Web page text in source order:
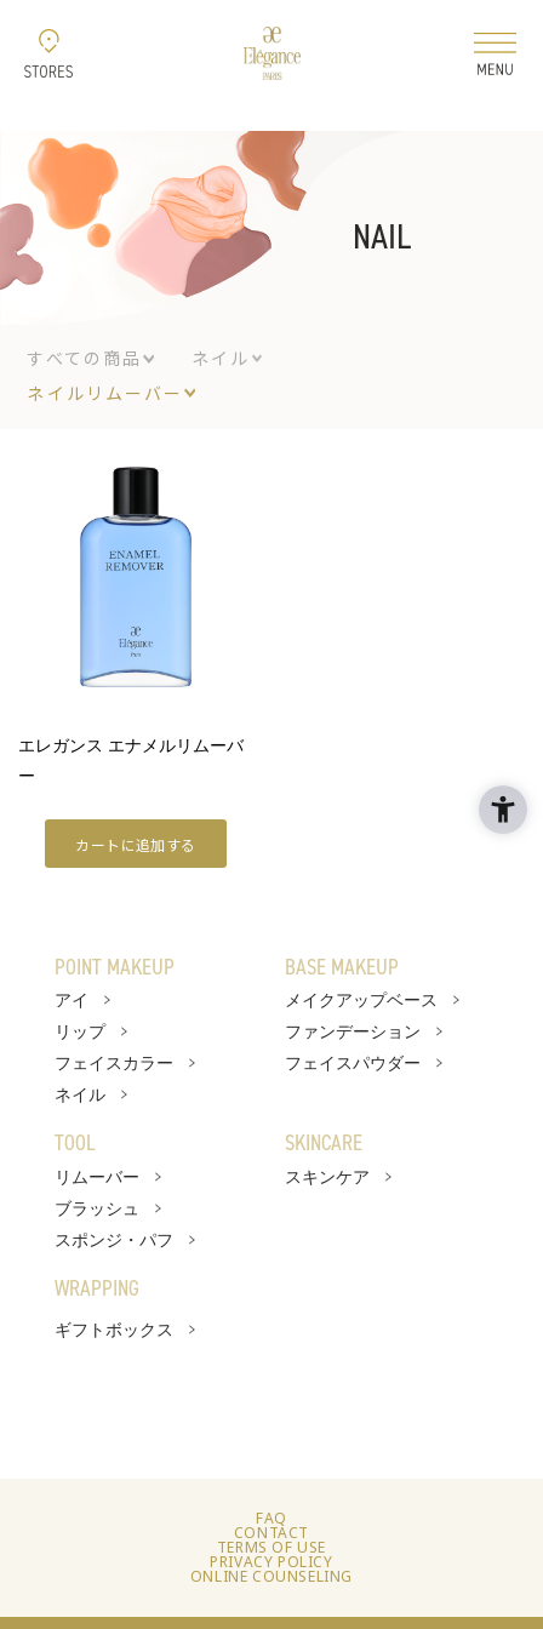
新着情報
コレクション
ELEGANCE 2026 AUTUMN
AIRY LIQUID FOUNDATION
ラ プードルシリーズ
商品情報トップ
アイ
リップ
ネイル
BASE MAKEUP
フェイスパウダー
TOOL
ブラッシュ
NAIL
すべての商品
ネイル
ネイルリムーバー
エレガンス エナメルリムーバ
ー
カートに追加する
POINT MAKEUP
アイ
リップ
フェイスカラー
ネイル
BASE MAKEUP
メイクアップベース
ファンデーション
フェイスパウダー
TOOL
リムーバー
ブラッシュ
スポンジ・パフ
SKINCARE
スキンケア
WRAPPING
ギフトボックス
FAQ
CONTACT
TERMS OF USE
PRIVACY POLICY
ONLINE COUNSELING